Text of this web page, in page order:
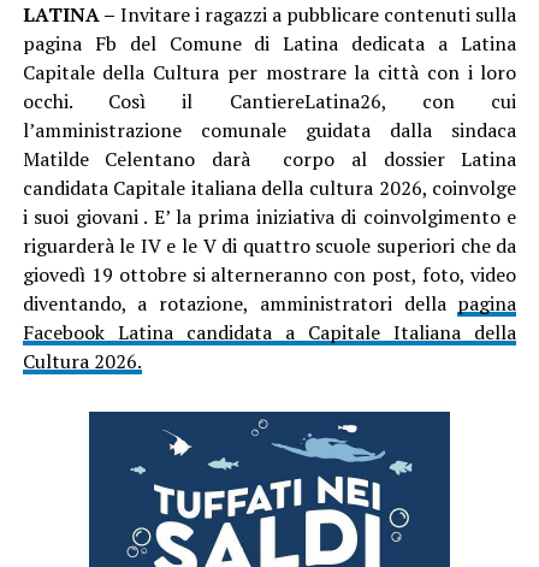
LATINA – Invitare i ragazzi a pubblicare contenuti sulla
pagina Fb del Comune di Latina dedicata a Latina
Capitale della Cultura per mostrare la città con i loro
occhi. Così il CantiereLatina26, con cui
l’amministrazione comunale guidata dalla sindaca
Matilde Celentano darà corpo al dossier Latina
candidata Capitale italiana della cultura 2026, coinvolge
i suoi giovani . E’ la prima iniziativa di coinvolgimento e
riguarderà le IV e le V di quattro scuole superiori che da
giovedì 19 ottobre si alterneranno con post, foto, video
diventando, a rotazione, amministratori della pagina
Facebook Latina candidata a Capitale Italiana della
Cultura 2026.